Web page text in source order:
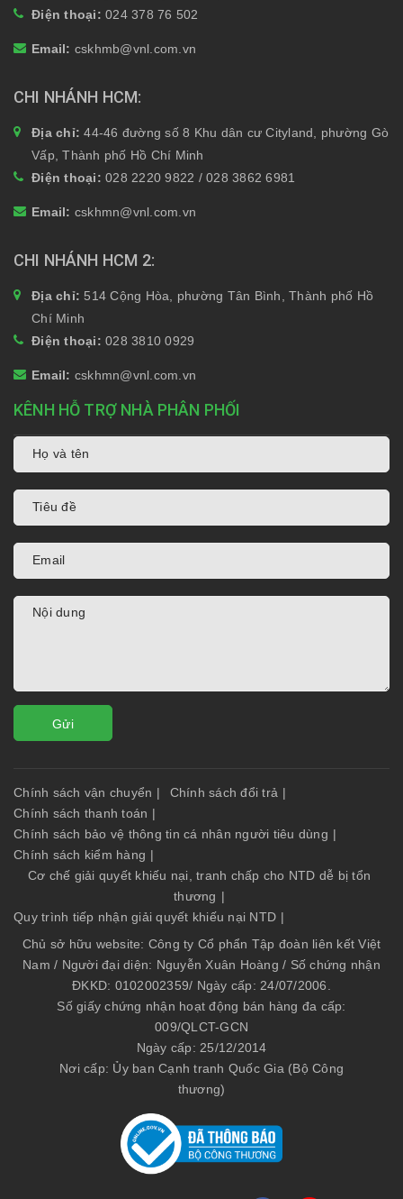
Điện thoại: 024 378 76 502
Email: cskhmb@vnl.com.vn
CHI NHÁNH HCM
Địa chỉ:44-46 đường số 8 Khu dân cư Cityland, phường Gò
Vấp, Thành phố Hồ Chí Minh
Điện thoại: 028 2220 9822 / 028 3862 6981
Email: cskhmn@vnl.com.vn
CHI NHÁNH HCM 2
Địa chỉ: 514 Cộng Hòa, phường Tân Bình, Thành phố Hồ
Chí Minh
Điện thoại: 028 3810 0929
Email: cskhmn@vnl.com.vn
KÊNH HỖ TRỢ NHÀ PHÂN PHỐI
Gửi
Chính sách vận chuyển | Chính sách đổi trả |
Chính sách thanh toán |
Chính sách bảo vệ thông tin cá nhân người tiêu dùng |
Chính sách kiểm hàng |
Cơ chế giải quyết khiếu nại, tranh chấp cho NTD dễ bị tổn
thương |
Quy trình tiếp nhận giải quyết khiếu nại NTD |
Chủ sở hữu website: Công ty Cổ phẩn Tập đoàn liên kết Việt
Nam / Người đại diện: Nguyễn Xuân Hoàng / Số chứng nhận
ĐKKD: 0102002359/ Ngày cấp: 24/07/2006.
Số giấy chứng nhận hoạt động bán hàng đa cấp:
009/QLCT-GCN
Ngày cấp: 25/12/2014
Nơi cấp: Ủy ban Cạnh tranh Quốc Gia (Bộ Công
thương)